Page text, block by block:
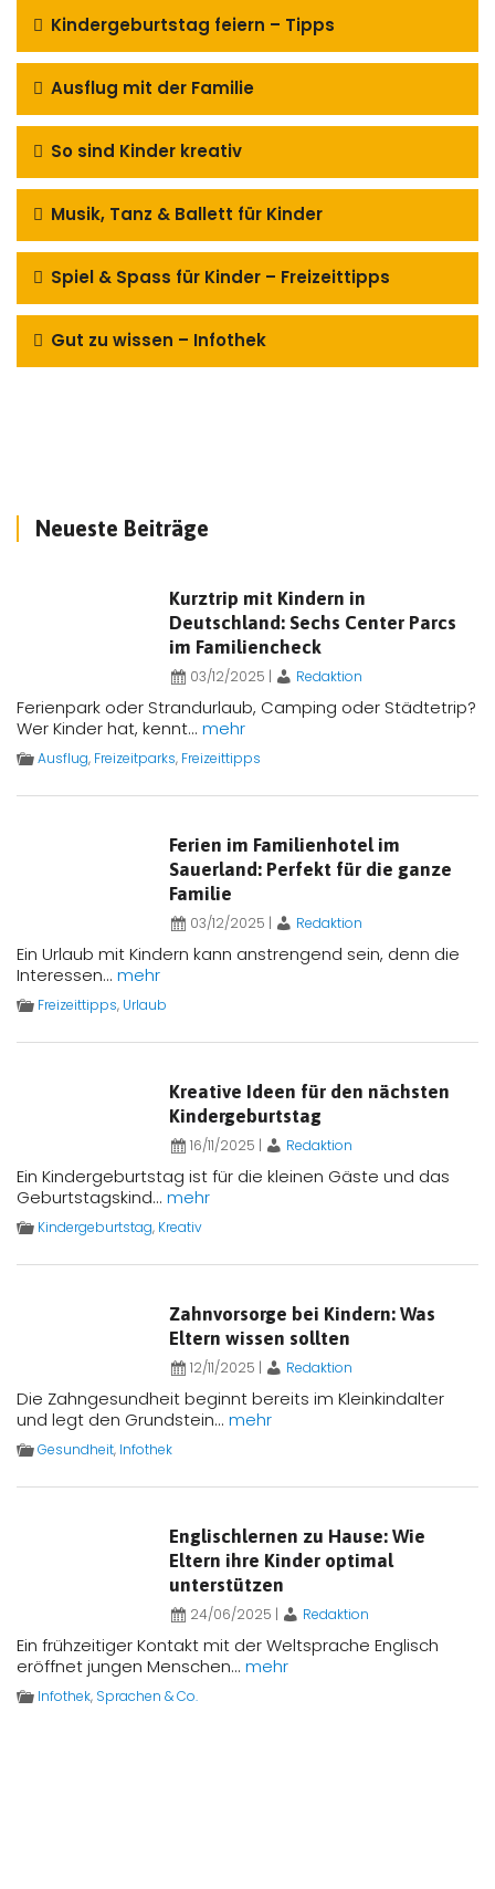
Kindergeburtstag feiern – Tipps
Ausflug mit der Familie
So sind Kinder kreativ
Musik, Tanz & Ballett für Kinder
Spiel & Spass für Kinder – Freizeittipps
Gut zu wissen – Infothek
Neueste Beiträge
Kurztrip mit Kindern in
Deutschland: Sechs Center Parcs
im Familiencheck
03/12/2025 | Redaktion
Ferienpark oder Strandurlaub, Camping oder Städtetrip?
Wer Kinder hat, kennt... mehr
Ausflug, Freizeitparks, Freizeittipps
Ferien im Familienhotel im
Sauerland: Perfekt für die ganze
Familie
03/12/2025 | Redaktion
Ein Urlaub mit Kindern kann anstrengend sein, denn die
Interessen... mehr
Freizeittipps, Urlaub
Kreative Ideen für den nächsten
Kindergeburtstag
16/11/2025 | Redaktion
Ein Kindergeburtstag ist für die kleinen Gäste und das
Geburtstagskind... mehr
Kindergeburtstag, Kreativ
Zahnvorsorge bei Kindern: Was
Eltern wissen sollten
12/11/2025 | Redaktion
Die Zahngesundheit beginnt bereits im Kleinkindalter
und legt den Grundstein... mehr
Gesundheit, Infothek
Englischlernen zu Hause: Wie
Eltern ihre Kinder optimal
unterstützen
24/06/2025 | Redaktion
Ein frühzeitiger Kontakt mit der Weltsprache Englisch
eröffnet jungen Menschen... mehr
Infothek, Sprachen & Co.